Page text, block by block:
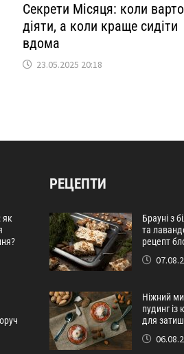
Секрети Місяця: коли варто
діяти, а коли краще сидіти
вдома
23.05.2025 20:18
як
РЕЦЕПТИ
Брауні з
та
рецепт
Ніжний
пудинг
для